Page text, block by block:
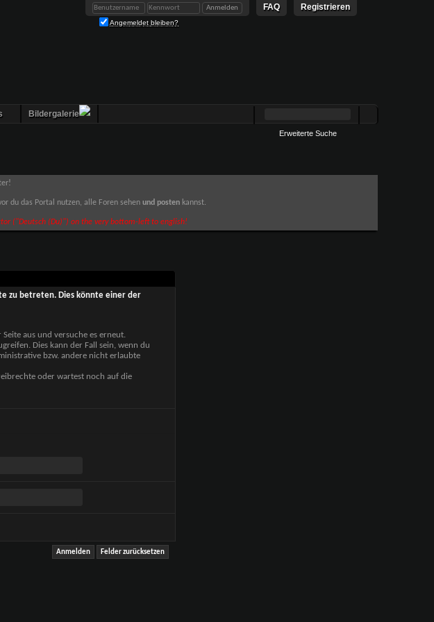
Registrieren
FAQ
Angemeldet bleiben?
Bildergalerie
Erweiterte Suche
du das Portal nutzen, alle Foren sehenund posten kannst.
("Deutsch (Du)") on the very bottom-left to english!
zu betreten. Dies könnte einer der
aus und versuche es erneut.
Dies kann der Fall sein, wenn du
bzw. andere nicht erlaubte
oder wartest noch auf die